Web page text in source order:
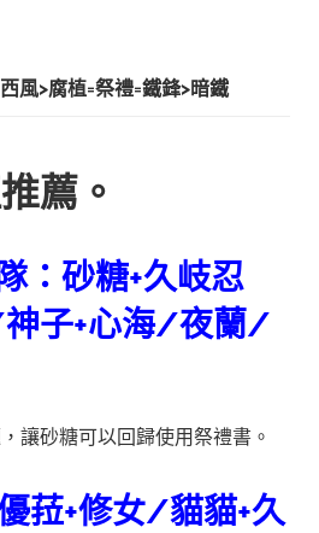
風>腐植=祭禮=鐵鋒>暗鐵
薦。
：砂糖+久岐忍
子+心海/夜蘭/
讓砂糖可以回歸使用祭禮書。
菈+修女/貓貓+久